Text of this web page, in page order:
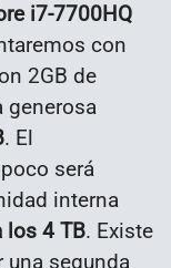
i7-7700HQ
con
2GB de
generosa
. El
será
interna
los 4 TB. Existe
una segunda